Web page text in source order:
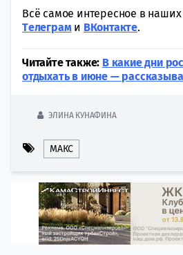
Всё самое интересное в наших
Tелеграми ВКонтакте.
Читайте также: В какие дни
отдыхать в июне —
ЭЛИНА КУНАФИНА
МАКС